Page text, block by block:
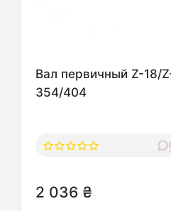
Вал первичный Z-18/
354/404
2 036 ₴